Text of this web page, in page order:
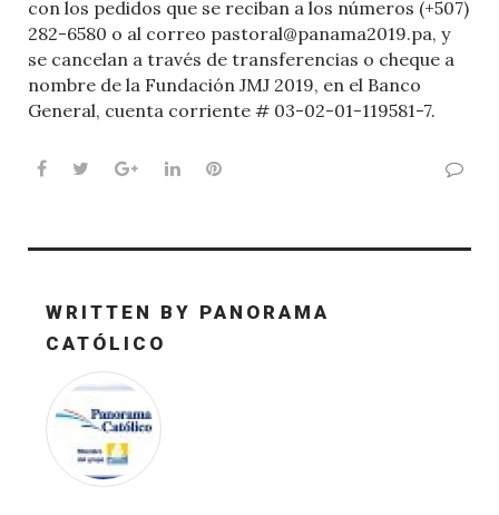
con los pedidos que se reciban a los números (+507)
282-6580 o al correo pastoral@panama2019.pa, y
se cancelan a través de transferencias o cheque a
nombre de la Fundación JMJ 2019, en el Banco
General, cuenta corriente # 03-02-01-119581-7.
Facebook
TwitterGoogle+LinkedInPinterest
WRITTEN BY PANORAMA
CATÓLICO